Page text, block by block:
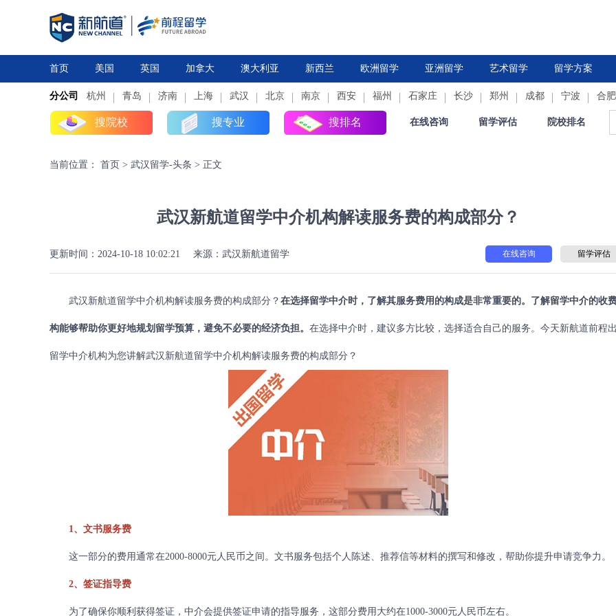
首页 美国
研究生 本科 高中
英国
研究生 本科 高中
加拿大 澳大利亚 新西兰 欧洲留学
德国 法国 荷兰 西班牙 意大利
亚洲留学
中国香港 新加坡 日本 韩国
艺术留学 留学方案
分公司 杭州 青岛 济南 上海 武汉 北京 南京 西安 福州 石家庄 长沙 郑州 成都 宁波 合肥
搜院校 搜专业 搜排名 在线咨询 留学评估 院校排名
当前位置： 首页 > 武汉留学-头条 > 正文
武汉新航道留学中介机构解读服务费的构成部分？
更新时间：2024-10-18 10:02:21 来源：武汉新航道留学 在线咨询 留学评估
武汉新航道留学中介机构解读服务费的构成部分？ 在选择留学中介时，了解其服务费用的构成是非常重要的。了解留学中介的收
构能够帮助你更好地规划留学预算，避免不必要的经济负担。 在选择中介时，建议多方比较，选择适合自己的服务。今天新航道前程
留学中介机构为您讲解武汉新航道留学中介机构解读服务费的构成部分？
1、文书服务费
这一部分的费用通常在2000-8000元人民币之间。文书服务包括个人陈述、推荐信等材料的撰写和修改，帮助你提升申请竞争力。
2、签证指导费
为了确保你顺利获得签证，中介会提供签证申请的指导服务，这部分费用大约在1000-3000元人民币左右。